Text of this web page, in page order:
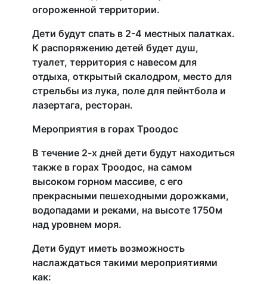
огороженной территории.
Дети будут спать в 2-4 местных палатках.
К распоряжению детей будет душ,
туалет, территория с навесом для
отдыха, открытый скалодром, место для
стрельбы из лука, поле для пейнтбола и
лазертага, ресторан.
Мероприятия в горах Троодос
В течение 2-х дней дети будут находиться
также в горах Троодос, на самом
высоком горном массиве, с его
прекрасными пешеходными дорожками,
водопадами и реками, на высоте 1750м
над уровнем моря.
Дети будут иметь возможность
наслаждаться такими мероприятиями
как: